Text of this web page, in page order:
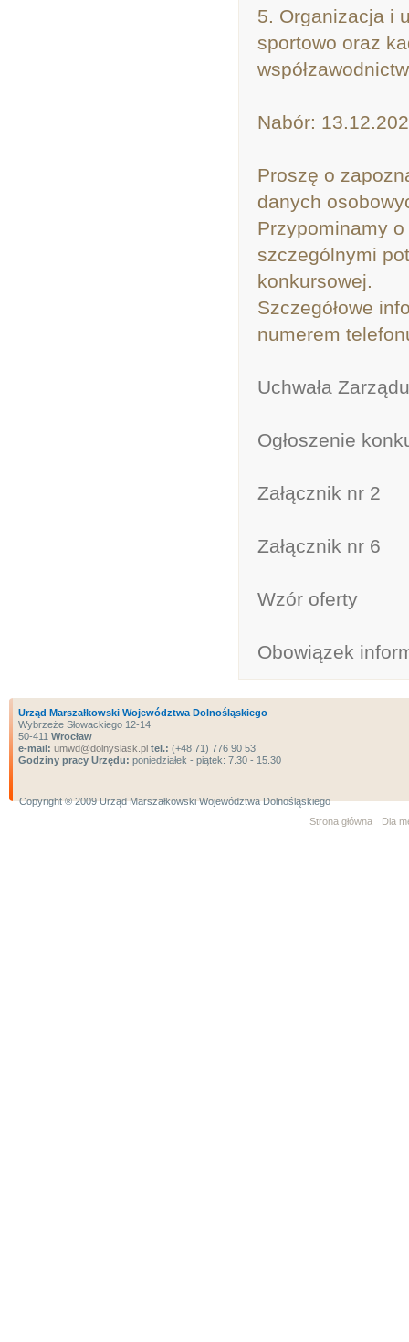
5. Organizacja i
sportowo oraz
Nabór:
Proszę o
danych
Przypominamy
szczególnymi
konkursowej.
Szczegółowe
numerem
Uchwała Zarządu
Ogłoszenie
Załącznik nr 2
Załącznik nr 6
Wzór oferty
Obowiązek
Urząd Marszałkowski Województwa Dolnośląskiego
Wybrzeże Słowackiego 12-14
50-411 Wrocław
e-mail: umwd@dolnyslask.pl tel.: (+48 71) 776 90 53
Godziny pracy Urzędu: poniedziałek - piątek: 7.30 - 15.30
Copyright ® 2009 Urząd Marszałkowski Województwa Dolnośląskiego
Strona główna
Dla